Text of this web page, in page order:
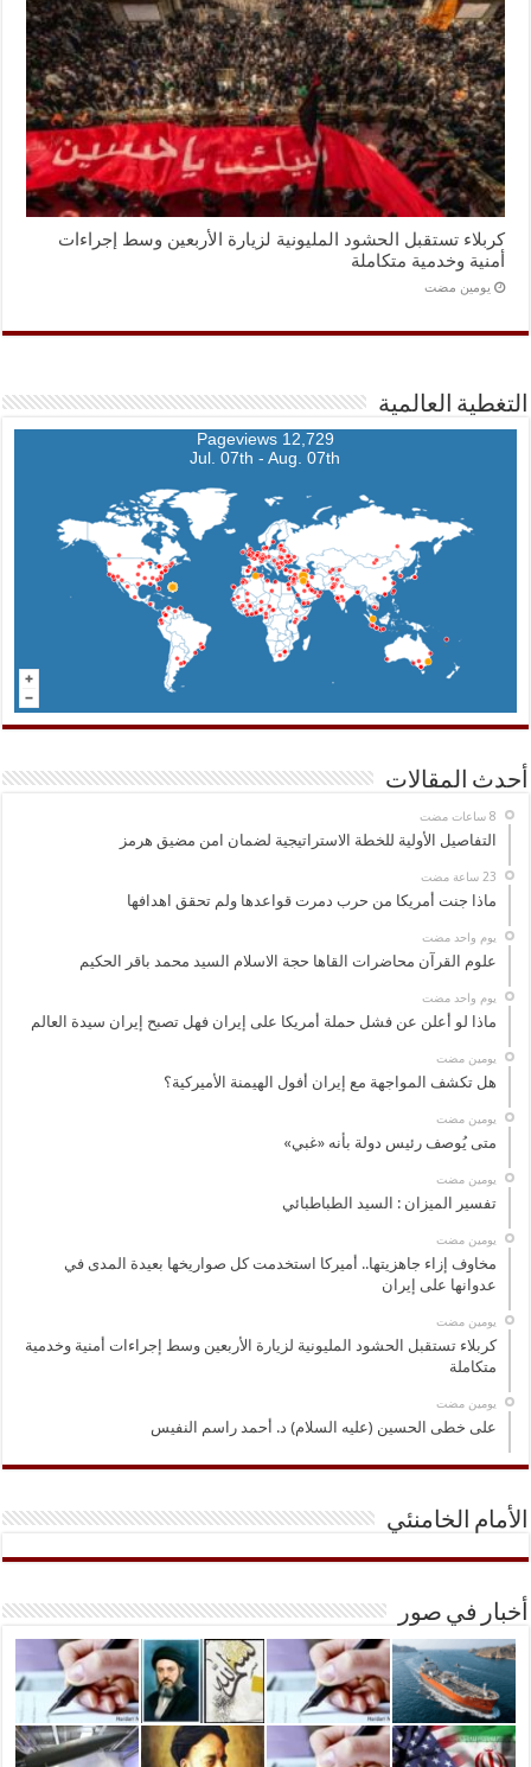
كربلاء تستقبل الحشود المليونية لزيارة الأربعين وسط إجراءات
أمنية وخدمية متكاملة
‏يومين مضت
التغطية العالمية
12,729 Pageviews
Jul. 07th - Aug. 07th
أحدث المقالات
التفاصيل الأولية للخطة الاستراتيجية لضمان امن مضيق هرمز
ماذا جنت أمريكا من حرب دمرت قواعدها ولم تحقق اهدافها
‏يوم واحد مضت
علوم القرآن محاضرات القاها حجة الاسلام السيد محمد باقر الحكيم
‏يوم واحد مضت
ماذا لو أعلن عن فشل حملة أمريكا على إيران فهل تصبح إيران سيدة العالم
‏يومين مضت
هل تكشف المواجهة مع إيران أفول الهيمنة الأميركية؟
‏يومين مضت
متى يُوصف رئيس دولة بأنه «غبي»
‏يومين مضت
تفسير الميزان : السيد الطباطبائي
‏يومين مضت
مخاوف إزاء جاهزيتها.. أميركا استخدمت كل صواريخها بعيدة المدى في
عدوانها على إيران
‏يومين مضت
كربلاء تستقبل الحشود المليونية لزيارة الأربعين وسط إجراءات أمنية وخدمية
متكاملة
‏يومين مضت
على خطى الحسين (عليه السلام) د. أحمد راسم النفيس
الأمام الخامنئي
أخبار في صور